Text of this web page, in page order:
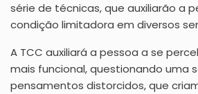
série de técnicas, que auxiliarão a
condição limitadora em diversos
A TCC auxiliará a pessoa a se
mais funcional, questionando uma
pensamentos distorcidos, que